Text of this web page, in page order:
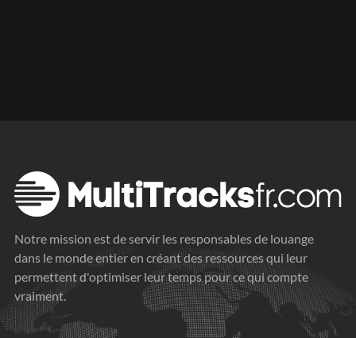
Notre mission est de servir les responsables de louange
dans le monde entier en créant des ressources qui leur
permettent d'optimiser leur temps pour ce qui compte
vraiment.